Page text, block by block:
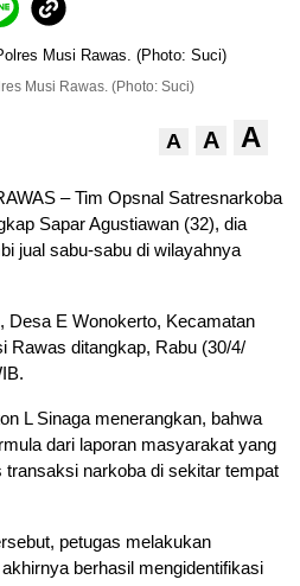
Musi Rawas. (Photo: Suci)
A A A
– Tim Opsnal Satresnarkoba
Sapar Agustiawan (32), dia
jual sabu-sabu di wilayahnya
Desa E Wonokerto, Kecamatan
Rawas ditangkap, Rabu (30/4/
L Sinaga menerangkan, bahwa
dari laporan masyarakat yang
narkoba di sekitar tempat
petugas melakukan
berhasil mengidentifikasi